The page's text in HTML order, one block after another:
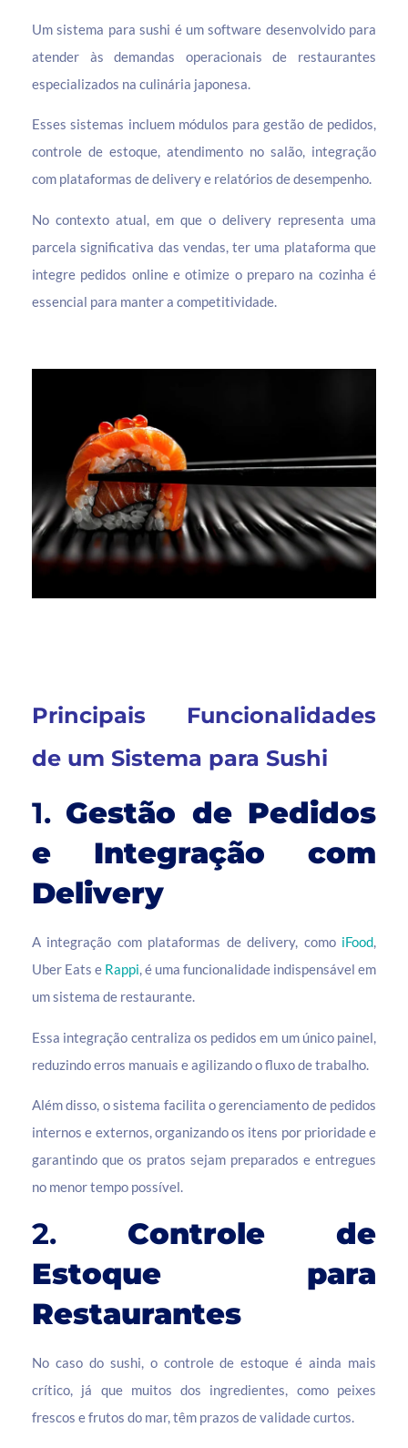
Um sistema para sushi é um software desenvolvido para
atender às demandas operacionais de restaurantes
especializados na culinária japonesa.
Esses sistemas incluem módulos para gestão de pedidos,
controle de estoque, atendimento no salão, integração
com plataformas de delivery e relatórios de desempenho.
No contexto atual, em que o delivery representa uma
parcela significativa das vendas, ter uma plataforma que
integre pedidos online e otimize o preparo na cozinha é
essencial para manter a competitividade.
Principais Funcionalidades
de um Sistema para Sushi
1. Gestão de Pedidos
e Integração com
Delivery
A integração com plataformas de delivery, como iFood,
Uber Eats e Rappi, é uma funcionalidade indispensável em
um sistema de restaurante.
Essa integração centraliza os pedidos em um único painel,
reduzindo erros manuais e agilizando o fluxo de trabalho.
Além disso, o sistema facilita o gerenciamento de pedidos
internos e externos, organizando os itens por prioridade e
garantindo que os pratos sejam preparados e entregues
no menor tempo possível.
2. Controle de
Estoque para
Restaurantes
No caso do sushi, o controle de estoque é ainda mais
crítico, já que muitos dos ingredientes, como peixes
frescos e frutos do mar, têm prazos de validade curtos.